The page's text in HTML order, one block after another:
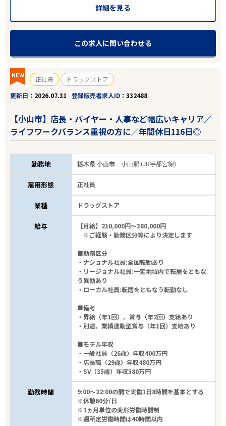
詳細を見る
この求人に問い合わせる
NEW 正社員
ドラッグストア
更新日
2026.07.31 登録販売者求人ID 332488
【小山市】店長・バイヤー・人事など幅広いキャリア／
ライフワークバランス重視の方に／年間休日116日◎
勤務地 栃木県 小山市 小山駅 (JR宇都宮線)
雇用形態 正社員
業種 ドラッグストア
給与
【月給】210,000円～380,000円
※ご経験・勤務区分等により決定します
■勤務区分
・ナショナル社員:全国転勤あり
・リージョナル社員:一定地域内で転居をともな
う異動あり
・ローカル社員:転居をともなう転勤なし
■備考
・昇給（年1回）、賞与（年2回）支給あり
・別途、業績連動型賞与（年1回）支給あり
■モデル年収
・一般社員（26歳）年収400万円
・店長職（29歳）年収480万円
・SV（35歳）年収580万円
勤務時間
9:00～22:00の間で実働1日8時間を基本とする
※休憩60分/日
※1ヵ月単位の変形労働時間制
※週所定労働時間は40時間以内